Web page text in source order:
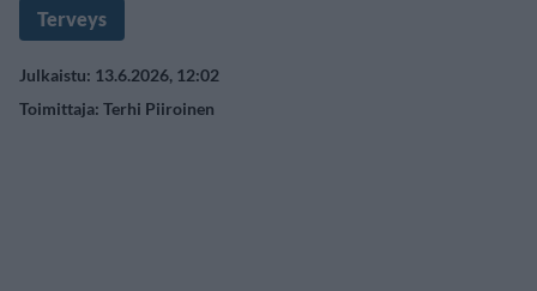
Terveys
Julkaistu: 13.6.2026, 12:02
Toimittaja: Terhi Piiroinen